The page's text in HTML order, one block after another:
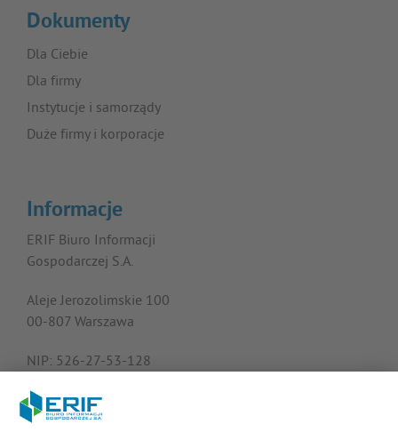
Dokumenty
Dla Ciebie
Dla firmy
Instytucje i samorządy
Duże firmy i korporacje
Informacje
ERIF Biuro Informacji
Gospodarczej S.A.
Aleje Jerozolimskie 100
00-807 Warszawa
NIP: 526-27-53-128
REGON: 015613573